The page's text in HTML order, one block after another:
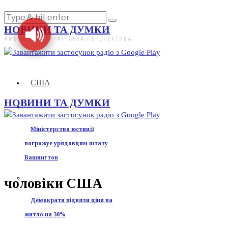
НОВИНИ ТА ДУМКИ
АМЕРИКАНО-УКРАЇНСЬКА ПЕРСПЕКТИВА
США
Міністерство юстиції
погрожує урядовцям штату
Вашингтон
Демократи підняли ціни на
житло на 30%
НОВИНИ ТА ДУМКИ
чоловіки США